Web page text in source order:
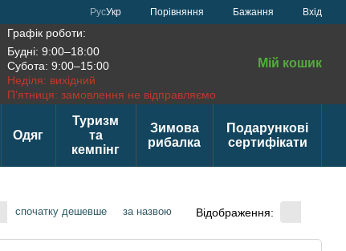
РусУкр Порівняння Бажання Вхід
Графік роботи:
Будні: 9:00–18:00
Субота: 9:00–15:00
Неділя: вихідний
П’ятниця: замовлення не відправляємо
Мій кошик
Одяг
Туризм
та
кемпінг
Зимова
рибалка
Подарункові
сертифікати
спочатку дешевше за назвою Відображення: